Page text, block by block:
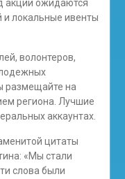
акции ожидаются
локальные ивенты
волонтеров,
размещайте на
региона. Лучшие
аккаунтах.
цитаты
«Мы стали
слова были